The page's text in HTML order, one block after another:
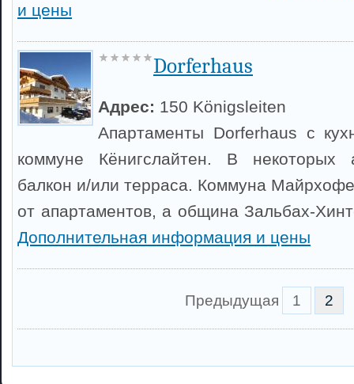
и цены
Dorferhaus
Адрес: 150 Königsleiten
Апартаменты Dorferhaus с
коммуне Кёнигслайтен. В некоторых
балкон и/или терраса. Коммуна
от апартаментов, а община Зальбах-
Дополнительная информация и цены
Предыдущая 1 2